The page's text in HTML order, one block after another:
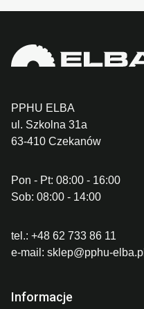
PPHU ELBA
ul. Szkolna 31a
63-410 Czekanów
Pon - Pt: 08:00 - 16:00
Sob: 08:00 - 14:00
tel.: +48 62 733 86 11
e-mail: sklep@pphu-elba.pl
Informacje